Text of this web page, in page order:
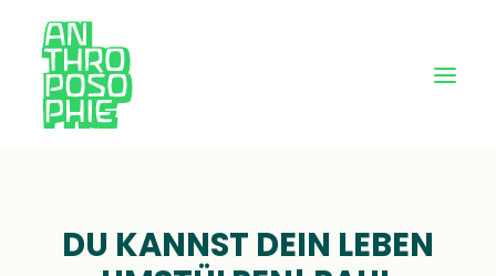
DU KANNST DEIN LEBEN